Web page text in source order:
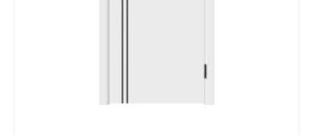
соглашаетесь с политикой обработки